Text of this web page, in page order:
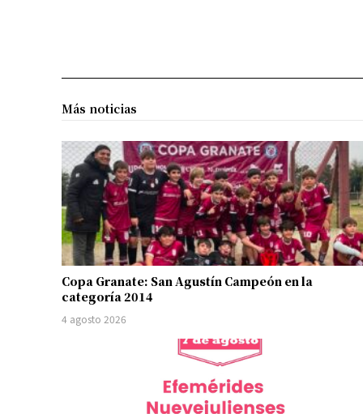
Más noticias
Copa Granate: San Agustín Campeón en la
categoría 2014
4 agosto 2026